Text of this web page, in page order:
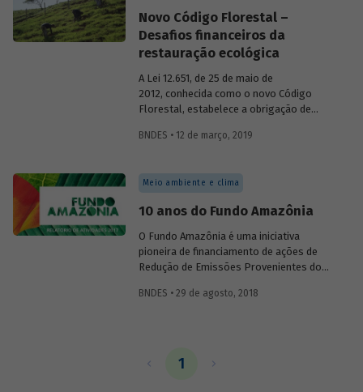
nativa, das áreas de uso restrito e das
áreas consolidadas das propriedades e
posses rurais do país.
Novo Código Florestal –
Desafios financeiros da
restauração ecológica
A Lei 12.651, de 25 de maio de
2012, conhecida como o novo Código
Florestal, estabelece a obrigação de
preservação permanente (APPs) e de
cumprimento de tal obrigação legal. Em
geral, considera-se que as atividades de
restauração apresentam custos elevados
e não oferecem retorno financeiro para
os proprietários de imóveis rurais. Os
benefícios são considerados difusos,
BNDES • 12 de março, 2019
Meio ambiente e clima
10 anos do Fundo Amazônia
O Fundo Amazônia é uma iniciativa
pioneira de financiamento de ações de
Redução de Emissões Provenientes do
Florestal (REDD+). Gerido pelo BNDES,
e combate ao desmatamento e de
BNDES • 29 de agosto, 2018
1